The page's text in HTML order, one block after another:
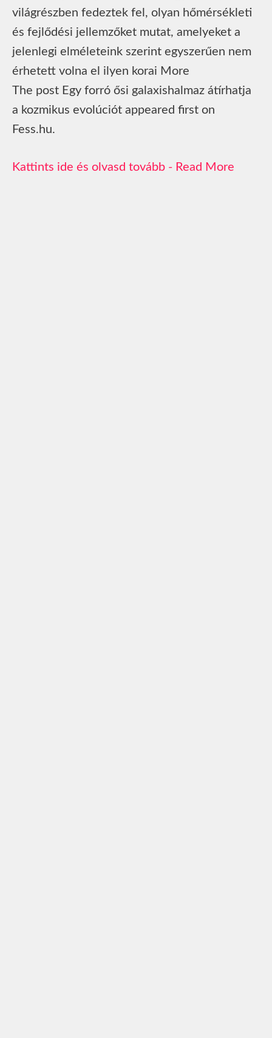
világrészben fedeztek fel, olyan hőmérsékleti
és fejlődési jellemzőket mutat, amelyeket a
jelenlegi elméleteink szerint egyszerűen nem
érhetett volna el ilyen korai More
The post Egy forró ősi galaxishalmaz átírhatja
a kozmikus evolúciót appeared first on
Fess.hu.
Read More